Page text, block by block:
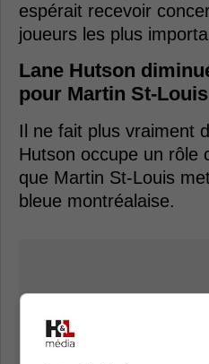
espérait recevoir
joueurs les plus
Lane Hutson
pour Martin St-Louis
Il ne fait plus vraiment
Hutson occupe un rôle
que Martin St-Louis
bleue montréalaise.